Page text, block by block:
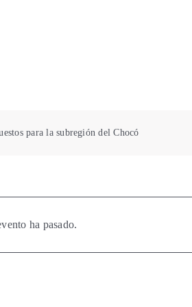
para la subregión del Chocó
ha pasado.